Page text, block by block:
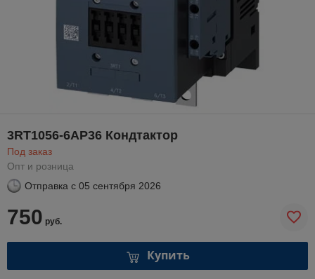
3RT1056-6AP36 Кондтактор
Под заказ
Опт и розница
Отправка с 05 сентября 2026
750 руб.
Купить